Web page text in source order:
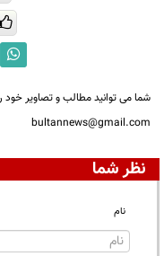
شما می توانید مطالب و تصاویر خود
bultannews@gmail.com
نظر شما
نام